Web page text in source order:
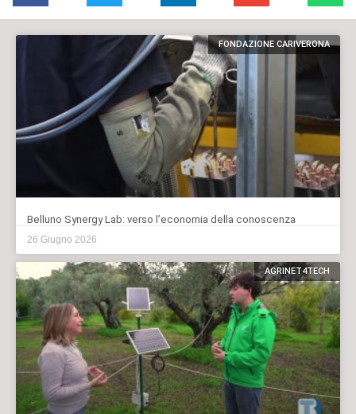
FONDAZIONE CARIVERONA
Belluno Synergy Lab: verso l’economia della conoscenza
26 Giugno 2026
AGRINET4TECH